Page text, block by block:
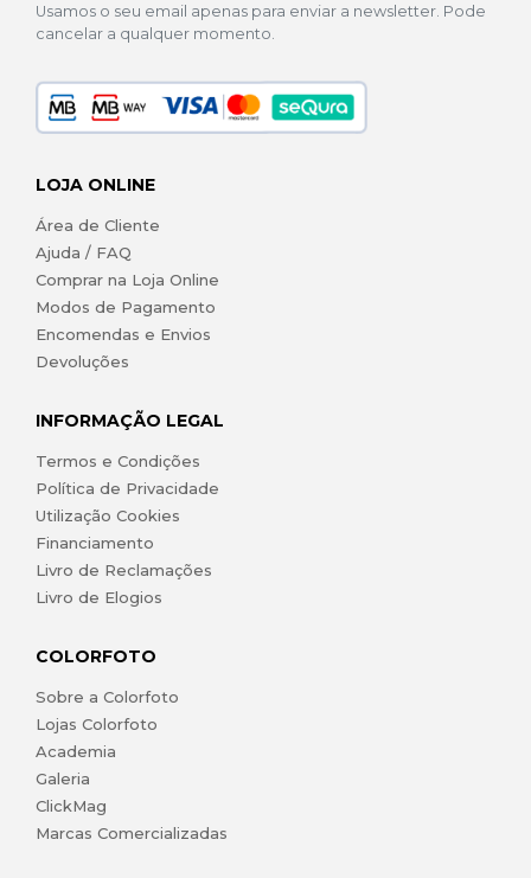
Usamos o seu email apenas para enviar a newsletter. Pode
cancelar a qualquer momento.
LOJA ONLINE
Área de Cliente
Ajuda / FAQ
Comprar na Loja Online
Modos de Pagamento
Encomendas e Envios
Devoluções
INFORMAÇÃO LEGAL
Termos e Condições
Política de Privacidade
Utilização Cookies
Financiamento
Livro de Reclamações
Livro de Elogios
COLORFOTO
Sobre a Colorfoto
Lojas Colorfoto
Academia
Galeria
ClickMag
Marcas Comercializadas